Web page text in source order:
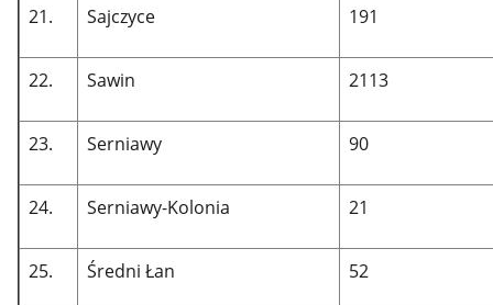
21. Sajczyce 191
22. Sawin 2113
23. Serniawy 90
24. Serniawy-Kolonia 21
25. Średni Łan 52